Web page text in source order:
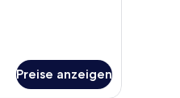
Preise anzeigen